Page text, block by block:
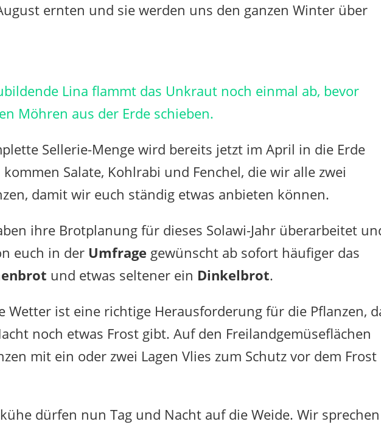
ernten und sie werden uns den ganzen Winter über
Lina flammt das Unkraut noch einmal ab, bevor
Möhren aus der Erde schieben.
Sellerie-Menge wird bereits jetzt im April in die Erde
kommen Salate, Kohlrabi und Fenchel, die wir alle zwei
damit wir euch ständig etwas anbieten können.
ihre Brotplanung für dieses Solawi-Jahr überarbeitet
euch in der Umfrage gewünscht ab sofort häufiger das
und etwas seltener ein Dinkelbrot.
Wetter ist eine richtige Herausforderung für die Pflanzen,
noch etwas Frost gibt. Auf den Freilandgemüseflächen
mit ein oder zwei Lagen Vlies zum Schutz vor dem Frost
dürfen nun Tag und Nacht auf die Weide. Wir sprechen